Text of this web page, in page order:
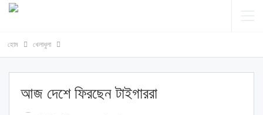
হোম খেলাধুলা
আজ দেশে ফিরছেন টাইগাররা